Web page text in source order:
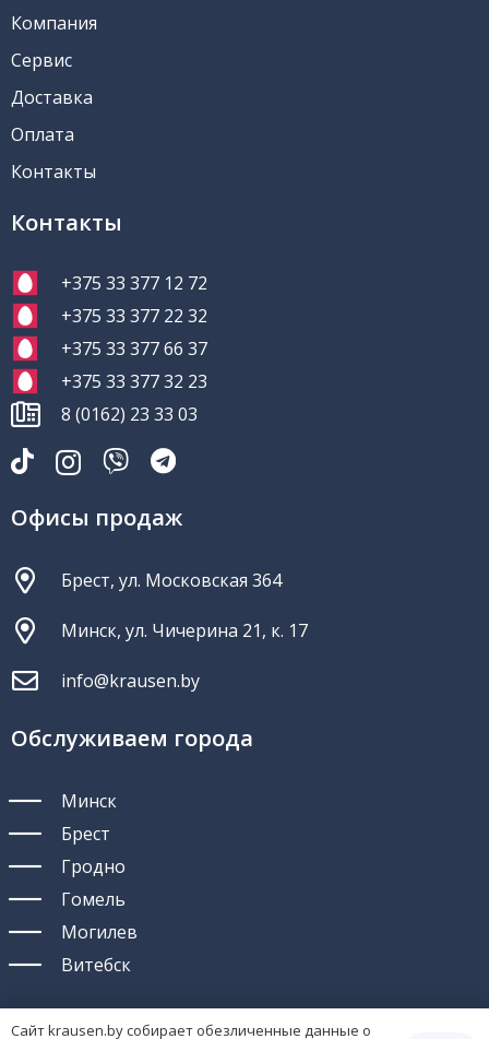
Компания
Сервис
Доставка
Оплата
Контакты
Контакты
+375 33 377 12 72
+375 33 377 22 32
+375 33 377 66 37
+375 33 377 32 23
8 (0162) 23 33 03
Офисы продаж
Брест, ул. Московская 364
Минск, ул. Чичерина 21, к. 17
info@krausen.by
Обслуживаем города
Минск
Брест
Гродно
Гомель
Могилев
Витебск
Сайт krausen.by собирает обезличенные данные о